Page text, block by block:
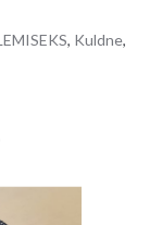
, Kuldne,